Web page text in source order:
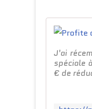
J'ai
spéciale
€ de